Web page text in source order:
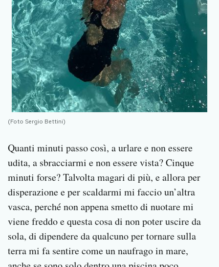
(Foto Sergio Bettini)
Quanti minuti passo così, a urlare e non essere
udita, a sbracciarmi e non essere vista? Cinque
minuti forse? Talvolta magari di più, e allora per
disperazione e per scaldarmi mi faccio un’altra
vasca, perché non appena smetto di nuotare mi
viene freddo e questa cosa di non poter uscire da
sola, di dipendere da qualcuno per tornare sulla
terra mi fa sentire come un naufrago in mare,